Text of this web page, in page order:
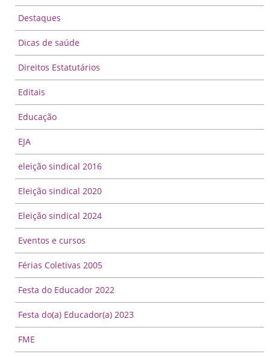
Destaques
Dicas de saúde
Direitos Estatutários
Editais
Educação
EJA
eleição sindical 2016
Eleição sindical 2020
Eleição sindical 2024
Eventos e cursos
Férias Coletivas 2005
Festa do Educador 2022
Festa do(a) Educador(a) 2023
FME